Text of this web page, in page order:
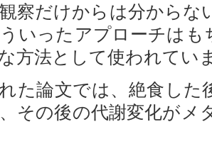
察だけからは分からな
いったアプローチは
方法として使われてい
た論文では、絶食した
その後の代謝変化がメ